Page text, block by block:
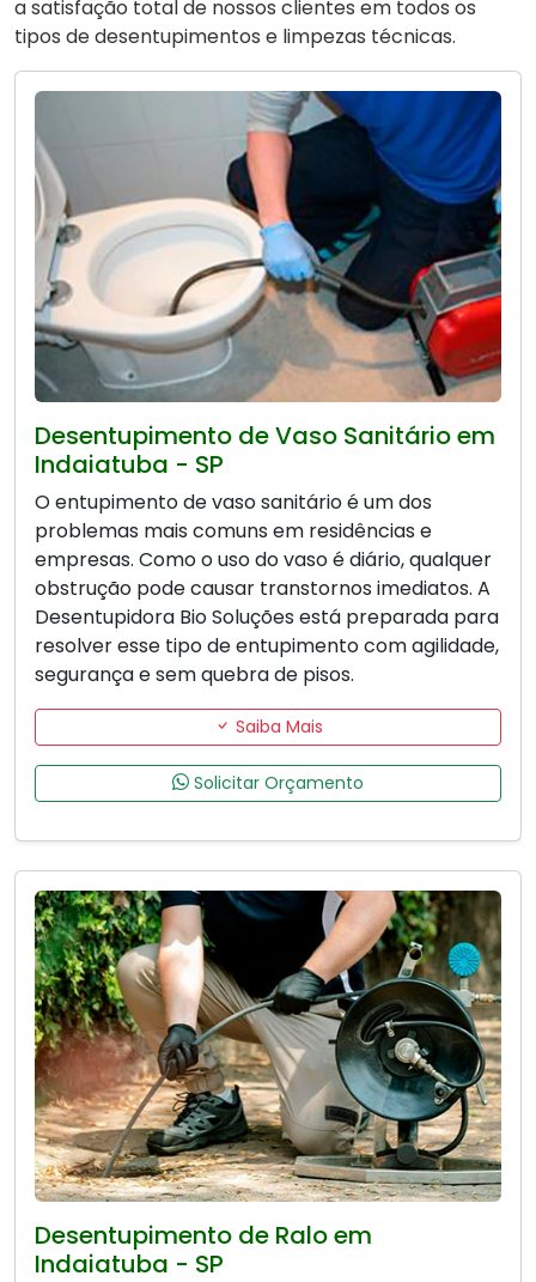
a satisfação total de nossos clientes em todos os
tipos de desentupimentos e limpezas técnicas.
Desentupimento de Vaso Sanitário em
Indaiatuba - SP
O entupimento de vaso sanitário é um dos
problemas mais comuns em residências e
empresas. Como o uso do vaso é diário, qualquer
obstrução pode causar transtornos imediatos. A
Desentupidora Bio Soluções está preparada para
resolver esse tipo de entupimento com agilidade,
segurança e sem quebra de pisos.
Saiba Mais
Solicitar Orçamento
Desentupimento de Ralo em
Indaiatuba - SP